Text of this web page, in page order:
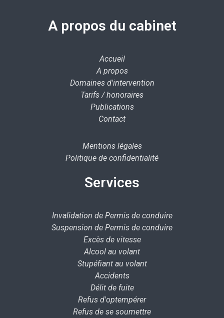
A propos du cabinet
Accueil
A propos
Domaines d'intervention
Tarifs / honoraires
Publications
Contact
Mentions légales
Politique de confidentialité
Services
Invalidation de Permis de conduire
Suspension de Permis de conduire
Excès de vitesse
Alcool au volant
Stupéfiant au volant
Accidents
Délit de fuite
Refus d'optempérer
Refus de se soumettre